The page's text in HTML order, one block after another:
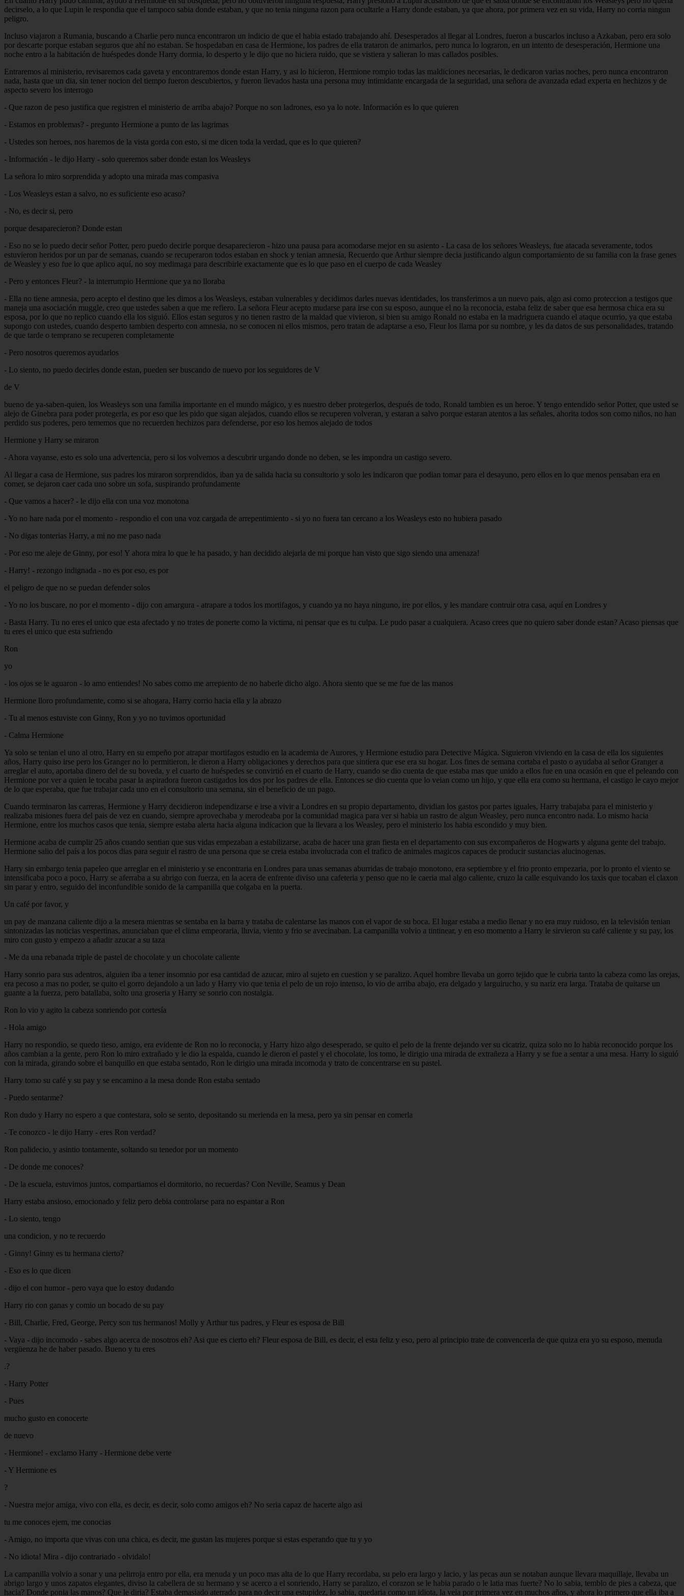
decirselo, a lo que Lupin le respondia que el tampoco sabia donde estaban, y que no tenia ninguna razon para ocultarle a Harry donde estaban, ya que ahora, por primera vez en su vida, Harry no corria ningun
peligro.
Incluso viajaron a Rumania, buscando a Charlie pero nunca encontraron un indicio de que el habia estado trabajando ahí. Desesperados al llegar al Londres, fueron a buscarlos incluso a Azkaban, pero era solo
por descarte porque estaban seguros que ahí no estaban. Se hospedaban en casa de Hermione, los padres de ella trataron de animarlos, pero nunca lo lograron, en un intento de desesperación, Hermione una
noche entro a la habitación de huéspedes donde Harry dormia, lo desperto y le dijo que no hiciera ruido, que se vistiera y salieran lo mas callados posibles.
Entraremos al ministerio, revisaremos cada gaveta y encontraremos donde estan Harry, y asi lo hicieron, Hermione rompio todas las maldiciones necesarias, le dedicaron varias noches, pero nunca encontraron
nada, hasta que un dia, sin tener nocion del tiempo fueron descubiertos, y fueron llevados hasta una persona muy intimidante encargada de la seguridad, una señora de avanzada edad experta en hechizos y de
aspecto severo los interrogo
- Que razon de peso justifica que registren el ministerio de arriba abajo? Porque no son ladrones, eso ya lo note. Información es lo que quieren
- Estamos en problemas? - pregunto Hermione a punto de las lagrimas
- Ustedes son heroes, nos haremos de la vista gorda con esto, si me dicen toda la verdad, que es lo que quieren?
- Información - le dijo Harry - solo queremos saber donde estan los Weasleys
La señora lo miro sorprendida y adopto una mirada mas compasiva
- Los Weasleys estan a salvo, no es suficiente eso acaso?
- No, es decir si, pero
porque desaparecieron? Donde estan
- Eso no se lo puedo decir señor Potter, pero puedo decirle porque desaparecieron - hizo una pausa para acomodarse mejor en su asiento - La casa de los señores Weasleys, fue atacada severamente, todos
estuvieron heridos por un par de semanas, cuando se recuperaron todos estaban en shock y tenian amnesia, Recuerdo que Arthur siempre decia justificando algun comportamiento de su familia con la frase genes
de Weasley y eso fue lo que aplico aquí, no soy medimaga para describirle exactamente que es lo que paso en el cuerpo de cada Weasley
- Pero y entonces Fleur? - la interrumpio Hermione que ya no lloraba
- Ella no tiene amnesia, pero acepto el destino que les dimos a los Weasleys, estaban vulnerables y decidimos darles nuevas identidades, los transferimos a un nuevo pais, algo asi como proteccion a testigos que
maneja una asociación muggle, creo que ustedes saben a que me refiero. La señora Fleur acepto mudarse para irse con su esposo, aunque el no la reconocia, estaba feliz de saber que esa hermosa chica era su
esposa, por lo que no replico cuando ella los siguió. Ellos estan seguros y no tienen rastro de la maldad que vivieron, si bien su amigo Ronald no estaba en la madriguera cuando el ataque ocurrio, ya que estaba
supongo con ustedes, cuando desperto tambien desperto con amnesia, no se conocen ni ellos mismos, pero tratan de adaptarse a eso, Fleur los llama por su nombre, y les da datos de sus personalidades, tratando
de que tarde o temprano se recuperen completamente
- Pero nosotros queremos ayudarlos
- Lo siento, no puedo decirles donde estan, pueden ser buscando de nuevo por los seguidores de V
de V
bueno de ya-saben-quien, los Weasleys son una familia importante en el mundo mágico, y es nuestro deber protegerlos, después de todo, Ronald tambien es un heroe. Y tengo entendido señor Potter, que usted se
alejo de Ginebra para poder protegerla, es por eso que les pido que sigan alejados, cuando ellos se recuperen volveran, y estaran a salvo porque estaran atentos a las señales, ahorita todos son como niños, no han
perdido sus poderes, pero tememos que no recuerden hechizos para defenderse, por eso los hemos alejado de todos
Hermione y Harry se miraron
- Ahora vayanse, esto es solo una advertencia, pero si los volvemos a descubrir urgando donde no deben, se les impondra un castigo severo.
Al llegar a casa de Hermione, sus padres los miraron sorprendidos, iban ya de salida hacia su consultorio y solo les indicaron que podian tomar para el desayuno, pero ellos en lo que menos pensaban era en
comer, se dejaron caer cada uno sobre un sofa, suspirando profundamente
- Que vamos a hacer? - le dijo ella con una voz monotona
- Yo no hare nada por el momento - respondio el con una voz cargada de arrepentimiento - si yo no fuera tan cercano a los Weasleys esto no hubiera pasado
- No digas tonterias Harry, a mi no me paso nada
- Por eso me aleje de Ginny, por eso! Y ahora mira lo que le ha pasado, y han decidido alejarla de mi porque han visto que sigo siendo una amenaza!
- Harry! - rezongo indignada - no es por eso, es por
el peligro de que no se puedan defender solos
- Yo no los buscare, no por el momento - dijo con amargura - atrapare a todos los mortifagos, y cuando ya no haya ninguno, ire por ellos, y les mandare contruir otra casa, aquí en Londres y
- Basta Harry. Tu no eres el unico que esta afectado y no trates de ponerte como la victima, ni pensar que es tu culpa. Le pudo pasar a cualquiera. Acaso crees que no quiero saber donde estan? Acaso piensas que
tu eres el unico que esta sufriendo
Ron
yo
- los ojos se le aguaron - lo amo entiendes! No sabes como me arrepiento de no haberle dicho algo. Ahora siento que se me fue de las manos
Hermione lloro profundamente, como si se ahogara, Harry corrio hacia ella y la abrazo
- Tu al menos estuviste con Ginny, Ron y yo no tuvimos oportunidad
- Calma Hermione
Ya solo se tenian el uno al otro, Harry en su empeño por atrapar mortifagos estudio en la academia de Aurores, y Hermione estudio para Detective Mágica. Siguieron viviendo en la casa de ella los siguientes
años, Harry quiso irse pero los Granger no lo permitieron, le dieron a Harry obligaciones y derechos para que sintiera que ese era su hogar. Los fines de semana cortaba el pasto o ayudaba al señor Granger a
arreglar el auto, aportaba dinero del de su boveda, y el cuarto de huéspedes se convirtió en el cuarto de Harry, cuando se dio cuenta de que estaba mas que unido a ellos fue en una ocasión en que el peleando con
Hermione por ver a quien le tocaba pasar la aspiradora fueron castigados los dos por los padres de ella. Entonces se dio cuenta que lo veian como un hijo, y que ella era como su hermana, el castigo le cayo mejor
de lo que esperaba, que fue trabajar cada uno en el consultorio una semana, sin el beneficio de un pago.
Cuando terminaron las carreras, Hermione y Harry decidieron independizarse e irse a vivir a Londres en su propio departamento, dividian los gastos por partes iguales, Harry trabajaba para el ministerio y
realizaba misiones fuera del pais de vez en cuando, siempre aprovechaba y merodeaba por la comunidad magica para ver si habia un rastro de algun Weasley, pero nunca encontro nada. Lo mismo hacia
Hermione, entre los muchos casos que tenia, siempre estaba alerta hacia alguna indicacion que la llevara a los Weasley, pero el ministerio los habia escondido y muy bien.
Hermione acaba de cumplir 25 años cuando sentian que sus vidas empezaban a estabilizarse, acaba de hacer una gran fiesta en el departamento con sus excompañeros de Hogwarts y alguna gente del trabajo.
Hermione salio del país a los pocos dias para seguir el rastro de una persona que se creia estaba involucrada con el trafico de animales magicos capaces de producir sustancias alucinogenas.
Harry sin embargo tenia papeleo que arreglar en el ministerio y se encontraria en Londres para unas semanas aburridas de trabajo monotono, era septiembre y el frio pronto empezaria, por lo pronto el viento se
intensificaba poco a poco, Harry se aferraba a su abrigo con fuerza, en la acera de enfrente diviso una cafeteria y penso que no le caeria mal algo caliente, cruzo la calle esquivando los taxis que tocaban el claxon
sin parar y entro, seguido del inconfundible sonido de la campanilla que colgaba en la puerta.
Un café por favor, y
un pay de manzana caliente dijo a la mesera mientras se sentaba en la barra y trataba de calentarse las manos con el vapor de su boca. El lugar estaba a medio llenar y no era muy ruidoso, en la televisión tenian
sintonizadas las noticias vespertinas, anunciaban que el clima empeoraria, lluvia, viento y frio se avecinaban. La campanilla volvio a tintinear, y en eso momento a Harry le sirvieron su café caliente y su pay, los
miro con gusto y empezo a añadir azucar a su taza
- Me da una rebanada triple de pastel de chocolate y un chocolate caliente
Harry sonrio para sus adentros, alguien iba a tener insomnio por esa cantidad de azucar, miro al sujeto en cuestion y se paralizo. Aquel hombre llevaba un gorro tejido que le cubria tanto la cabeza como las orejas,
era pecoso a mas no poder, se quito el gorro dejandolo a un lado y Harry vio que tenia el pelo de un rojo intenso, lo vio de arriba abajo, era delgado y larguirucho, y su nariz era larga. Trataba de quitarse un
guante a la fuerza, pero batallaba, solto una groseria y Harry se sonrio con nostalgia.
Ron lo vio y agito la cabeza sonriendo por cortesía
- Hola amigo
Harry no respondio, se quedo tieso, amigo, era evidente de Ron no lo reconocia, y Harry hizo algo desesperado, se quito el pelo de la frente dejando ver su cicatriz, quiza solo no lo habia reconocido porque los
años cambian a la gente, pero Ron lo miro extrañado y le dio la espalda, cuando le dieron el pastel y el chocolate, los tomo, le dirigio una mirada de extrañeza a Harry y se fue a sentar a una mesa. Harry lo siguió
con la mirada, girando sobre el banquillo en que estaba sentado, Ron le dirigio una mirada incomoda y trato de concentrarse en su pastel.
Harry tomo su café y su pay y se encamino a la mesa donde Ron estaba sentado
- Puedo sentarme?
Ron dudo y Harry no espero a que contestara, solo se sento, depositando su merienda en la mesa, pero ya sin pensar en comerla
- Te conozco - le dijo Harry - eres Ron verdad?
Ron palidecio, y asintio tontamente, soltando su tenedor por un momento
- De donde me conoces?
- De la escuela, estuvimos juntos, compartiamos el dormitorio, no recuerdas? Con Neville, Seamus y Dean
Harry estaba ansioso, emocionado y feliz pero debia controlarse para no espantar a Ron
- Lo siento, tengo
una condicion, y no te recuerdo
- Ginny! Ginny es tu hermana cierto?
- Eso es lo que dicen
- dijo el con humor - pero vaya que lo estoy dudando
Harry rio con ganas y comio un bocado de su pay
- Bill, Charlie, Fred, George, Percy son tus hermanos! Molly y Arthur tus padres, y Fleur es esposa de Bill
- Vaya - dijo incomodo - sabes algo acerca de nosotros eh? Asi que es cierto eh? Fleur esposa de Bill, es decir, el esta feliz y eso, pero al principio trate de convencerla de que quiza era yo su esposo, menuda
vergüenza he de haber pasado. Bueno y tu eres
.?
- Harry Potter
- Pues
mucho gusto en conocerte
de nuevo
- Hermione! - exclamo Harry - Hermione debe verte
- Y Hermione es
?
- Nuestra mejor amiga, vivo con ella, es decir, es decir, solo como amigos eh? No seria capaz de hacerte algo asi
tu me conoces ejem, me conocias
- Amigo, no importa que vivas con una chica, es decir, me gustan las mujeres porque si estas esperando que tu y yo
- No idiota! Mira - dijo contrariado - olvidalo!
La campanilla volvio a sonar y una pelirroja entro por ella, era menuda y un poco mas alta de lo que Harry recordaba, su pelo era largo y lacio, y las pecas aun se notaban aunque llevara maquillaje, llevaba un
abrigo largo y unos zapatos elegantes, diviso la cabellera de su hermano y se acerco a el sonriendo, Harry se paralizo, el corazon se le habia parado o le latia mas fuerte? No lo sabia, temblo de pies a cabeza, que
hacia? Donde ponia las manos? Que le diria? Estaba demasiado aterrado para no decir una estupidez, lo sabia, quedaria como un idiota, la veia por primera vez en muchos años, y ahora lo primero que ella iba a